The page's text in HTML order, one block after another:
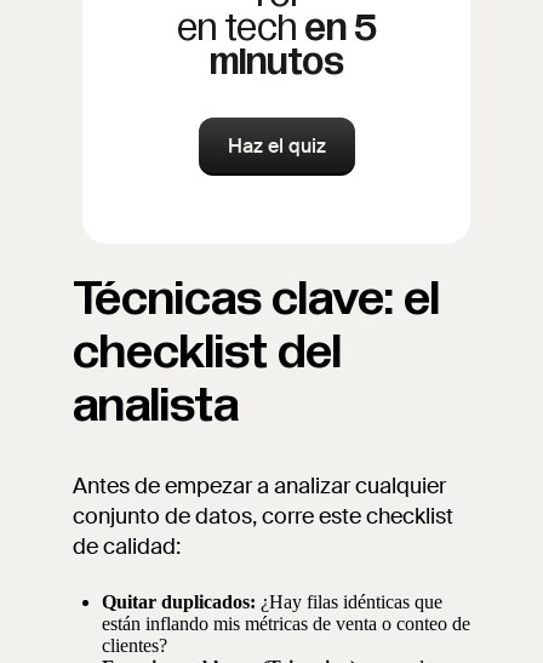
en tech en 5
minutos
Haz el quiz
Técnicas clave: el
checklist del
analista
Antes de empezar a analizar cualquier
conjunto de datos, corre este checklist
de calidad:
Quitar duplicados: ¿Hay filas idénticas que
están inflando mis métricas de venta o conteo de
clientes?